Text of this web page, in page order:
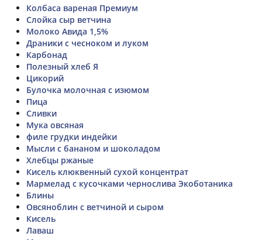
Колбаса вареная Премиум
Слойка сыр ветчина
Молоко Авида 1,5%
Драники с чесноком и луком
Карбонад
Полезный хлеб Я
Цикорий
Булочка молочная с изюмом
Пица
Сливки
Мука овсяная
филе грудки индейки
Мысли с бананом и шоколадом
Хлебцы ржаные
Кисель клюквенный сухой концентрат
Мармелад с кусочками чернослива Экоботаника
Блины
Овсяноблин с ветчиной и сыром
Кисель
Лаваш